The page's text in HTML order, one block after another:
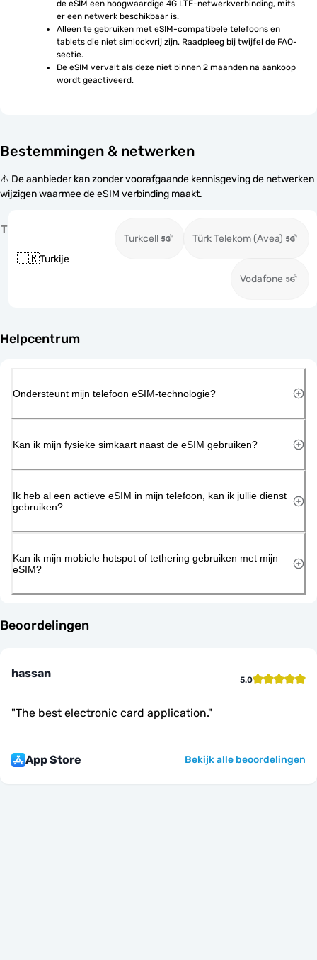
de eSIM een hoogwaardige 4G LTE-netwerkverbinding, mits
er een netwerk beschikbaar is.
Alleen te gebruiken met eSIM-compatibele telefoons en
tablets die niet simlockvrij zijn. Raadpleeg bij twijfel de FAQ-
sectie.
De eSIM vervalt als deze niet binnen 2 maanden na aankoop
wordt geactiveerd.
Bestemmingen & netwerken
⚠️ De aanbieder kan zonder voorafgaande kennisgeving de netwerken
wijzigen waarmee de eSIM verbinding maakt.
T
🇹🇷Turkije
Turkcell Türk Telekom (Avea)
Vodafone
Helpcentrum
Ondersteunt mijn telefoon eSIM-technologie?
Kan ik mijn fysieke simkaart naast de eSIM gebruiken?
Ik heb al een actieve eSIM in mijn telefoon, kan ik jullie dienst
gebruiken?
Kan ik mijn mobiele hotspot of tethering gebruiken met mijn
eSIM?
Beoordelingen
hassan 5.0
"The best electronic card application."
App Store Bekijk alle beoordelingen